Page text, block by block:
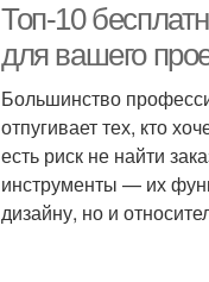
Топ-10
для вашего
Большинство
отпугивает тех, кто
есть риск не найти
инструменты — их
дизайну, но и